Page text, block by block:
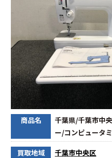
商品名
千葉県/千葉市中
ー/コンピュータ
買取地域 千葉市中央区